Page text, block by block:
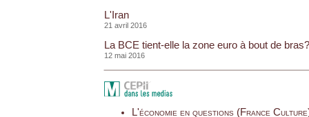
L'Iran
21 avril 2016
La BCE tient-elle la zone euro à bout de bras?
12 mai 2016
L'économie en questions (France